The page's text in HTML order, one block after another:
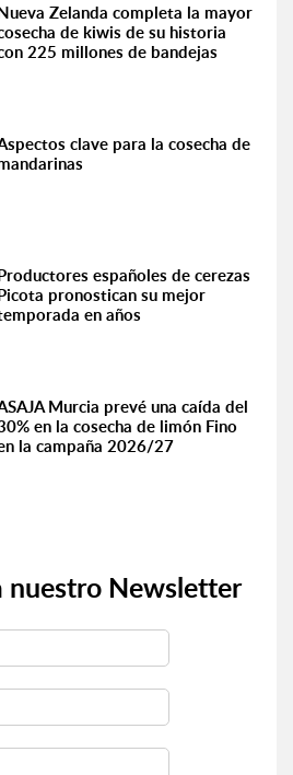
Zelanda completa la mayor
de kiwis de su historia
225 millones de bandejas
clave para la cosecha de
españoles de cerezas
pronostican su mejor
en años
Murcia prevé una caída del
en la cosecha de limón Fino
la campaña 2026/27
nuestro Newsletter